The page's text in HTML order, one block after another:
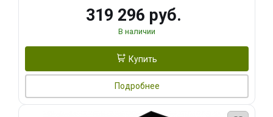
319 296 руб.
В наличии
Купить
Подробнее